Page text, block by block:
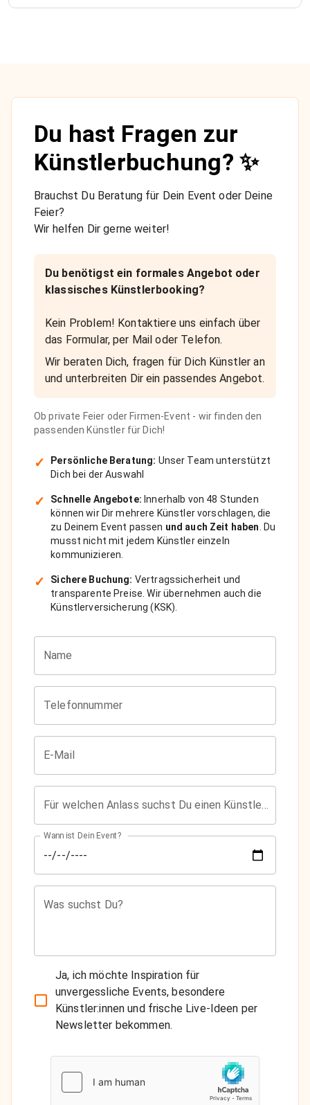
Du hast Fragen zur
Künstlerbuchung? ✨
Brauchst Du Beratung für Dein Event oder Deine
Feier?
Wir helfen Dir gerne weiter!
Du benötigst ein formales Angebot oder
klassisches Künstlerbooking?
Kein Problem! Kontaktiere uns einfach über
das Formular, per Mail oder Telefon.
Wir beraten Dich, fragen für Dich Künstler an
und unterbreiten Dir ein passendes Angebot.
Ob private Feier oder Firmen-Event - wir finden den
passenden Künstler für Dich!
✓ Persönliche Beratung: Unser Team unterstützt
Dich bei der Auswahl
✓ Schnelle Angebote: Innerhalb von 48 Stunden
können wir Dir mehrere Künstler vorschlagen, die
zu Deinem Event passen und auch Zeit haben . Du
musst nicht mit jedem Künstler einzeln
kommunizieren.
✓ Sichere Buchung: Vertragssicherheit und
transparente Preise. Wir übernehmen auch die
Künstlerversicherung (KSK).
Name
Telefonnummer
E-Mail
Für welchen Anlass suchst Du einen Künstler?
Wann ist Dein Event?
Was suchst Du?
Ja, ich möchte Inspiration für
unvergessliche Events, besondere
Künstler:innen und frische Live-Ideen per
Newsletter bekommen.